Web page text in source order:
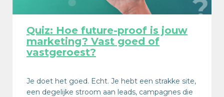
Quiz: Hoe future-proof is jouw
marketing? Vast goed of
vastgeroest?
Je doet het goed. Echt. Je hebt een strakke site,
een degelijke stroom aan leads, campagnes die